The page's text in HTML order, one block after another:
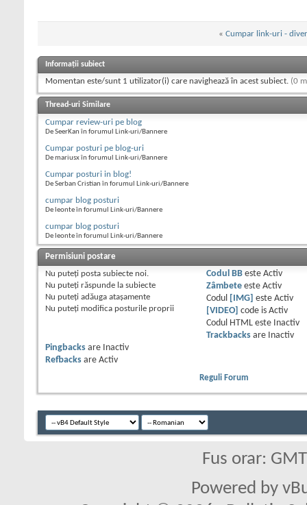
« Cumpar link-uri -
Informații subiect
Momentan este/sunt 1 utilizator(i) care navighează în acest subiect. (0
Thread-uri Similare
Cumpar review-uri pe blog
De SeerKan în forumul Link-uri/Bannere
Cumpar posturi pe blog-uri
De mariusx în forumul Link-uri/Bannere
Cumpar posturi in blog!
De Serban Cristian în forumul Link-uri/Bannere
cumpar blog posturi
De leonte în forumul Link-uri/Bannere
cumpar blog posturi
De leonte în forumul Link-uri/Bannere
Permisiuni postare
Nu puteţi posta subiecte noi.
Nu puteţi răspunde la subiecte
Nu puteţi adăuga ataşamente
Nu puteţi modifica posturile proprii
Codul BBeste Activ
Zâmbeteeste Activ
Codul
[IMG] este Activ
[VIDEO]
code is Activ
Codul HTML este
Inactiv
Trackbacksare
Inactiv
Pingbacks are
Inactiv
Refbacks are Activ
Reguli Forum
Fus orar:
Powered by